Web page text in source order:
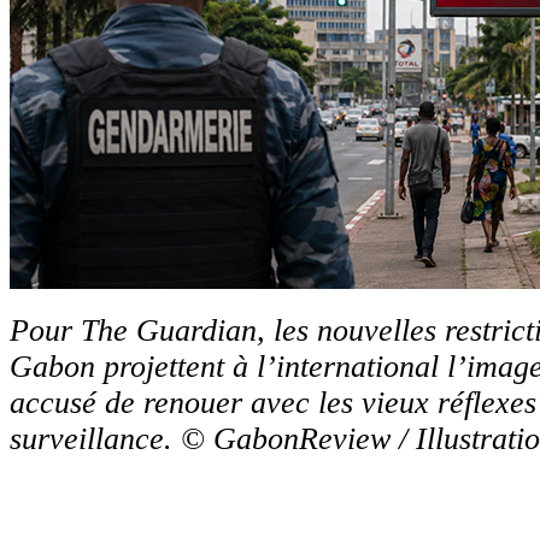
Pour The Guardian, les nouvelles
Gabon projettent à l’international
accusé de renouer avec les vieux
surveillance. © GabonReview /